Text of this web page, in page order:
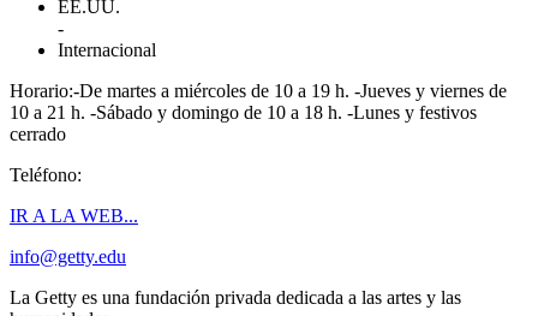
EE.UU.
-
Internacional
Horario:-De martes a miércoles de 10 a 19 h. -Jueves y viernes de
10 a 21 h. -Sábado y domingo de 10 a 18 h. -Lunes y festivos
cerrado
Teléfono:
IR A LA WEB...
info@getty.edu
La Getty es una fundación privada dedicada a las artes y las